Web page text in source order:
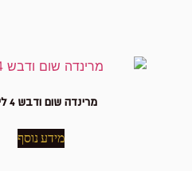
מרינדה שום ודבש 4 ליטר
מידע נוסף